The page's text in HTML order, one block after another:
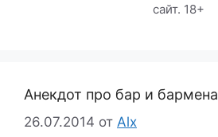
сайт. 18+
Анекдот про бар и бармена
26.07.2014 от Alx